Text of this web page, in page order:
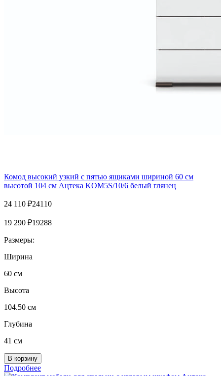
Комод высокий узкий с пятью ящиками шириной 60 см
высотой 104 см Ацтека KOM5S/10/6 белый глянец
24 110 ₽24110
19 290 ₽19288
Размеры:
Ширина
60 см
Высота
104.50 см
Глубина
41 см
Подробнее